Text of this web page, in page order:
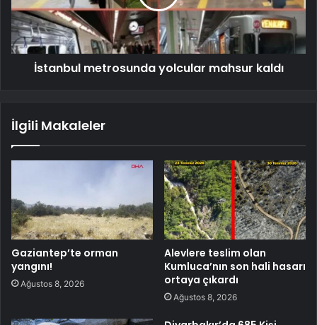
İstanbul metrosunda yolcular mahsur kaldı
İlgili Makaleler
Gaziantep’te orman
yangını!
Ağustos 8, 2026
Alevlere teslim olan
Kumluca’nın son hali hasarı
ortaya çıkardı
Ağustos 8, 2026